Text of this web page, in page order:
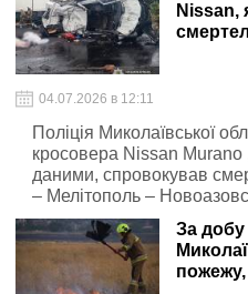
Nissan,
04.07.2026 в 12:11
Поліція Миколаївської
кросовера Nissan Murano
даними, спровокував
– Мелітополь –
За добу